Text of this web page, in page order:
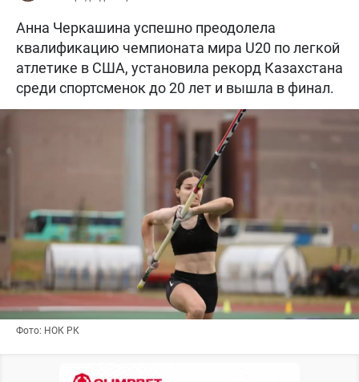
Анна Черкашина успешно преодолела
квалификацию чемпионата мира U20 по легкой
атлетике в США, установила рекорд Казахстана
среди спортсменок до 20 лет и вышла в финал.
Фото: НОК РК